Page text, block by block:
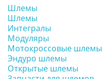
Шлемы
Шлемы
Интегралы
Модуляры
Мотокроссовые шлемы
Эндуро шлемы
Открытые шлемы